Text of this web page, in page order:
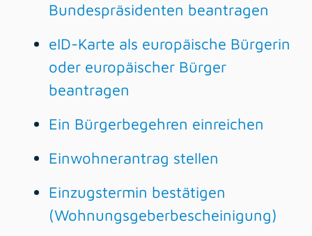
Bundespräsidenten beantragen
eID-Karte als europäische Bürgerin
oder europäischer Bürger
beantragen
Ein Bürgerbegehren einreichen
Einwohnerantrag stellen
Einzugstermin bestätigen
(Wohnungsgeberbescheinigung)